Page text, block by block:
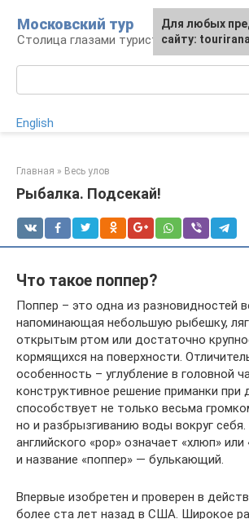
контенту
Московский тур
Столица глазами туриста
English
Главная » Весь улов
Рыбалка. Подсекай!
Что такое поппер?
Поппер – это одна из разновидностей
напоминающая небольшую рыбешку,
открытым ртом или достаточно
кормящихся на поверхности.
особенность – углубление в головной
конструктивное решение приманки при
способствует не только весьма
но и разбрызгиванию воды вокруг себя.
английского «pop» означает «хлюп»
и название «поппер» — булькающий.
Впервые изобретен и проверен в
более ста лет назад в США. Широкое
Для любых
сайту: